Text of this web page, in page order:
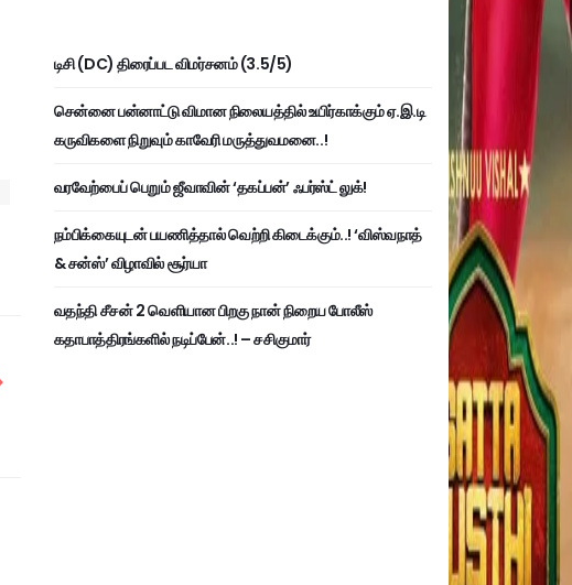
டிசி (DC) திரைப்பட விமர்சனம் (3.5/5)
சென்னை பன்னாட்டு விமான நிலையத்தில் உயிர்காக்கும் ஏ.இ.டி
கருவிகளை நிறுவும் காவேரி மருத்துவமனை..!
வரவேற்பைப் பெறும் ஜீவாவின் ‘தகப்பன்’ ஃபர்ஸ்ட் லுக்!
நம்பிக்கையுடன் பயணித்தால் வெற்றி கிடைக்கும்..! ‘விஸ்வநாத்
& சன்ஸ்’ விழாவில் சூர்யா
வதந்தி சீசன் 2 வெளியான பிறகு நான் நிறைய போலீஸ்
கதாபாத்திரங்களில் நடிப்பேன்..! – சசிகுமார்